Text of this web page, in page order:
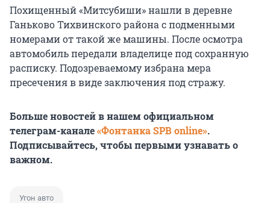
Похищенный «Митсубиши» нашли в деревне
Ганьково Тихвинского района с подменными
номерами от такой же машины. После осмотра
автомобиль передали владелице под сохранную
расписку. Подозреваемому избрана мера
пресечения в виде заключения под стражу.
Больше новостей в нашем официальном
телеграм-канале«Фонтанка SPB online».
Подписывайтесь, чтобы первыми узнавать о
важном.
Угон авто